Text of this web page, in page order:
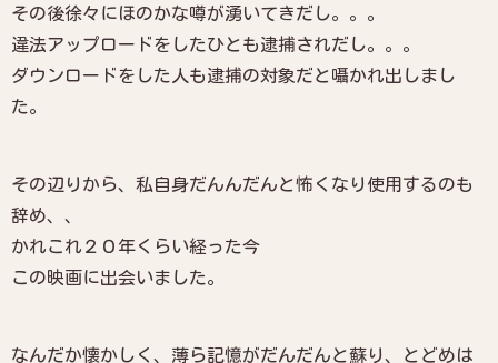
その後徐々にほのかな噂が湧いてきだし。。。
違法アップロードをしたひとも逮捕されだし。。。
ダウンロードをした人も逮捕の対象だと囁かれ出しまし
た。
その辺りから、私自身だんんだんと怖くなり使用するのも
辞め、、
かれこれ２０年くらい経った今
この映画に出会いました。
なんだか懐かしく、薄ら記憶がだんだんと蘇り、とどめは